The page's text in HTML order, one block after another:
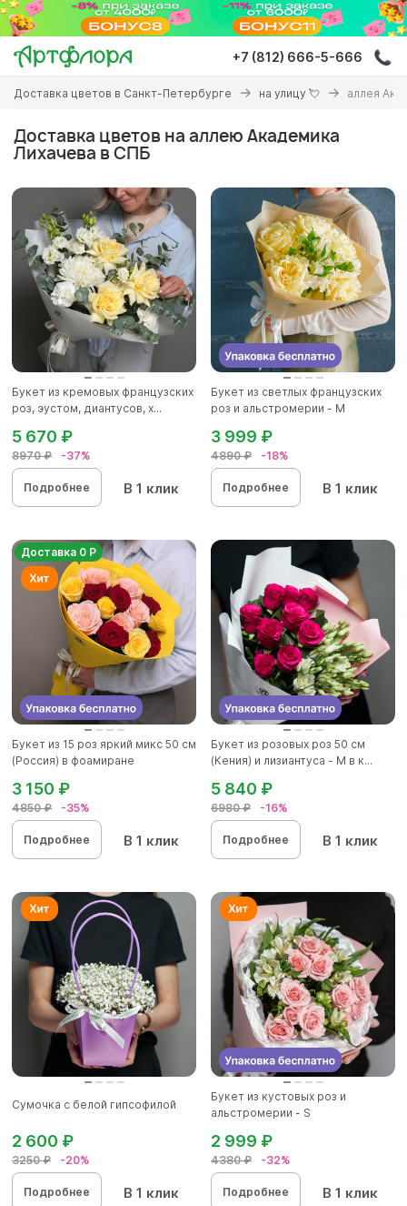
Перейти
основному
содержанию
+7 (812) 666-5-666
Вы
здесь
Доставка цветов в Санкт-Петербурге на улицу 💘 аллея
Доставка цветов на аллею Академика
Лихачева в СПБ
Букет из кремовых французских
роз, эустом, диантусов, х...
8970 ₽ -37%
5 670 ₽
Подробнее В 1 клик
Букет из светлых французских
роз и альстромерии - М
4890 ₽ -18%
3 999 ₽
Подробнее В 1 клик
Доставка 0 Р
Букет из 15 роз яркий микс 50 см
(Россия) в фоамиране
4850 ₽ -35%
3 150 ₽
Подробнее В 1 клик
Букет из розовых роз 50 см
(Кения) и лизиантуса - М в к...
6980 ₽ -16%
5 840 ₽
Подробнее В 1 клик
Сумочка с белой гипсофилой
3250 ₽ -20%
2 600 ₽
Подробнее В 1 клик
Букет из кустовых роз и
альстромерии - S
4380 ₽ -32%
2 999 ₽
Подробнее В 1 клик